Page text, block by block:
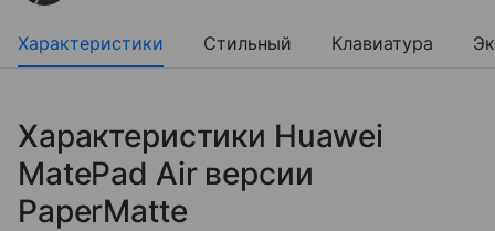
Характеристики Стильный Клавиатура
Характеристики Huawei
MatePad Air версии
PaperMatte